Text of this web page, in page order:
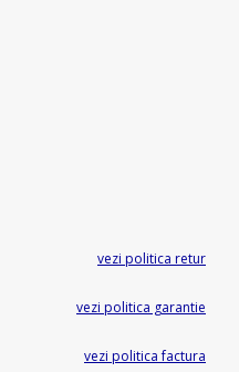
vezi politica retur
vezi politica garantie
vezi politica factura